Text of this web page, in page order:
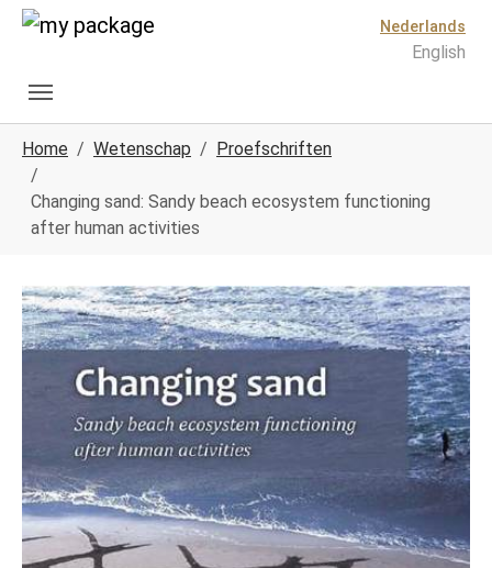
Spring naar hoofd-inhoud
Skip to page footer
Nederlands
English
Home Wetenschap Proefschriften
Changing sand: Sandy beach ecosystem functioning
after human activities